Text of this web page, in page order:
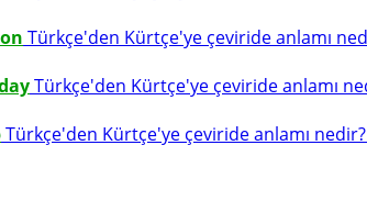
Türkçe'den Kürtçe'ye çeviride anlamı
Türkçe'den Kürtçe'ye çeviride anlamı
Türkçe'den Kürtçe'ye çeviride anlamı nedir?